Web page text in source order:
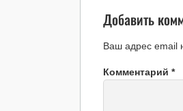
Добавить
Ваш адрес email
Комментарий*